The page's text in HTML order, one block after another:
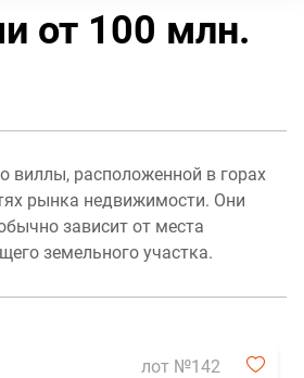
от 100 млн.
виллы, расположенной в горах
рынка недвижимости. Они
зависит от места
земельного участка.
лот №142